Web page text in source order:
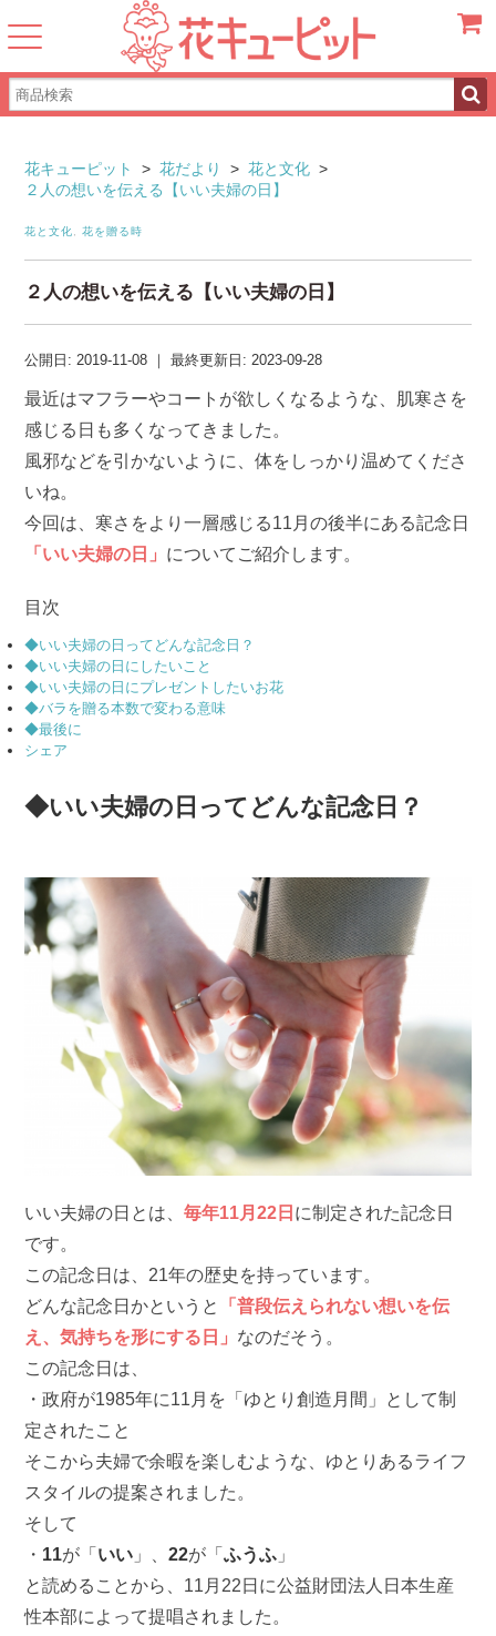
花キューピット > 花だより > 花と文化 >
２人の想いを伝える【いい夫婦の日】
花と文化 ,花を贈る時
２人の想いを伝える【いい夫婦の日】
公開日:2019-11-08 ｜最終更新日:2023-09-28
最近はマフラーやコートが欲しくなるような、肌寒さを
感じる日も多くなってきました。
風邪などを引かないように、体をしっかり温めてくださ
いね。
今回は、寒さをより一層感じる11月の後半にある記念日
「いい夫婦の日」 についてご紹介します。
目次
◆いい夫婦の日ってどんな記念日？
◆いい夫婦の日にしたいこと
◆いい夫婦の日にプレゼントしたいお花
◆バラを贈る本数で変わる意味
◆最後に
シェア
◆いい夫婦の日ってどんな記念日？
いい夫婦の日とは、毎年11月22日 に制定された記念日
です。
この記念日は、21年の歴史を持っています。
どんな記念日かというと
「普段伝えられない想いを伝
え、気持ちを形にする日」 なのだそう。
この記念日は、
・政府が1985年に11月を「ゆとり創造月間」として制
定されたこと
そこから夫婦で余暇を楽しむような、ゆとりあるライフ
スタイルの提案されました。
そして
・ 11が「 いい 」、22が「ふうふ 」
と読めることから、11月22日に公益財団法人日本生産
性本部によって提唱されました。